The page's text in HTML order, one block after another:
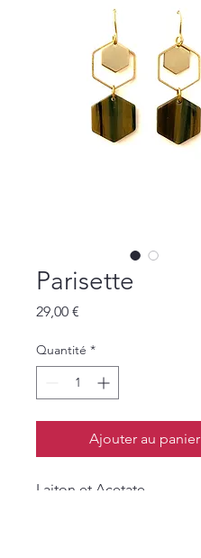
Parisette
29,00 €
Quantité *
Ajouter au panier
Laiton et Acetate